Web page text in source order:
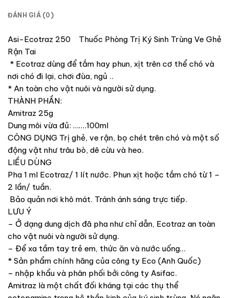
ĐÁNH GIÁ (0)
Asi-Ecotraz 250 Thuốc Phòng Trị Ký Sinh Trùng Ve Ghẻ
Rận Tai
* Ecotraz dùng để tắm hay phun, xịt trên cơ thể chó và
nơi chó đi lại, chơi đùa, ngủ ..
* An toàn cho vật nuôi và người sử dụng.
THÀNH PHẦN:
Amitraz 25g
Dung môi vừa đủ: …….100ml
CÔNG DỤNG Trị ghẻ, ve rận, bọ chét trên chó và một số
động vật như trâu bò, dê cừu và heo.
LIỀU DÙNG
Pha 1 ml Ecotraz/ 1 lít nước. Phun xịt hoặc tắm chó từ 1 –
2 lần/ tuần.
Bảo quản nơi khô mát. Tránh ánh sáng trực tiếp.
LƯU Ý
– Ở dạng dung dịch đã pha như chỉ dẫn, Ecotraz an toàn
cho vật nuôi và người sử dụng.
– Để xa tầm tay trẻ em, thức ăn và nước uống…
* Sản phẩm chính hãng của công ty Eco (Anh Quốc)
– nhập khẩu và phân phối bởi công ty Asifac.
Amitraz là một chất đối kháng tại các thụ thể